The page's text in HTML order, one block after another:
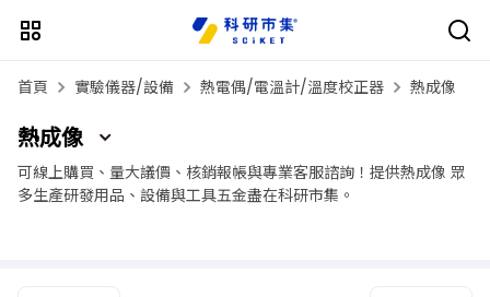
首頁 實驗儀器/設備 熱電偶/電溫計/溫度校正器 熱成像
熱成像
可線上購買、量大議價、核銷報帳與專業客服諮詢！提供熱成像 眾
多生產研發用品、設備與工具五金盡在科研市集。